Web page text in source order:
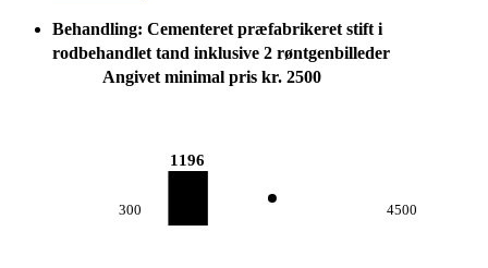
Behandling: Cementeret præfabrikeret stift i
rodbehandlet tand inklusive 2 røntgenbilleder
Angivet minimal pris kr. 2500
300
1196
4500